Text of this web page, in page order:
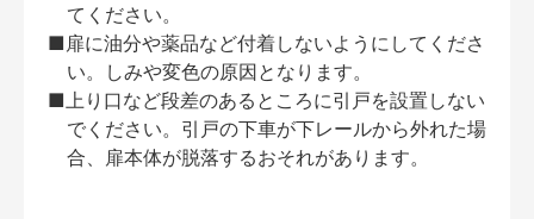
てください。
■扉に油分や薬品など付着しないようにしてくださ
い。しみや変色の原因となります。
■上り口など段差のあるところに引戸を設置しない
でください。引戸の下車が下レールから外れた場
合、扉本体が脱落するおそれがあります。